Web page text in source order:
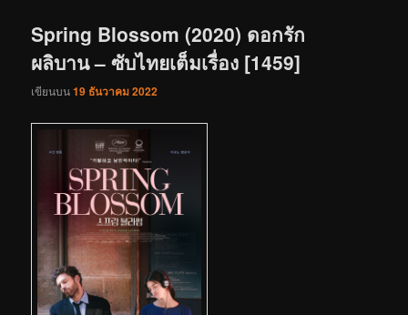
Spring Blossom (2020) ดอกรัก
ผลิบาน – ซับไทยเต็มเรื่อง [1459]
เขียนบน19 ธันวาคม 2022